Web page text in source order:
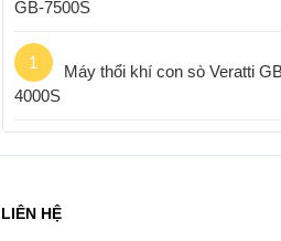
GB-7500S
1
Máy thổi khí con sò Veratti
4000S
LIÊN HỆ